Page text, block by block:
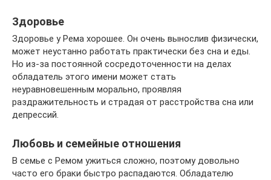
Здоровье
Здоровье у Рема хорошее. Он очень вынослив физически,
может неустанно работать практически без сна и еды.
Но из-за постоянной сосредоточенности на делах
обладатель этого имени может стать
неуравновешенным морально, проявляя
раздражительность и страдая от расстройства сна или
депрессий.
Любовь и семейные отношения
В семье с Ремом ужиться сложно, поэтому довольно
часто его браки быстро распадаются. Обладателю